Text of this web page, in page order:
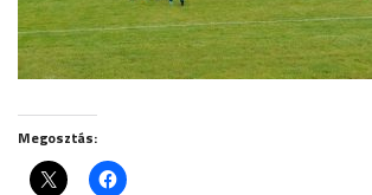
Megosztás: